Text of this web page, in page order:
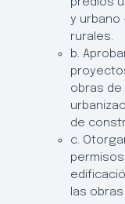
predios
y urbano
rurales.
b.
obras de
de
c.
las obras